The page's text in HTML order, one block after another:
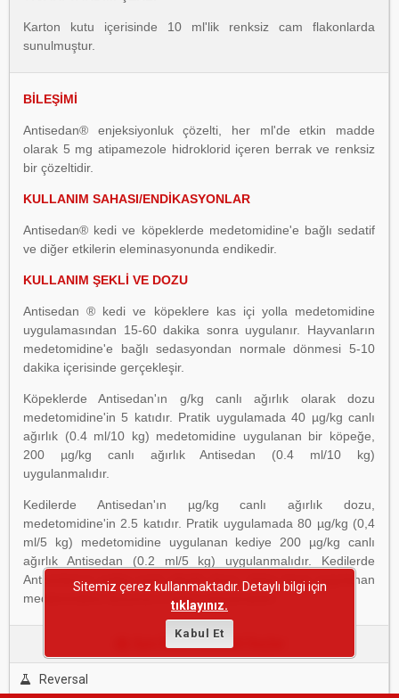
Karton kutu içerisinde 10 ml'lik renksiz cam flakonlarda
sunulmuştur.
BİLEŞİMİ
Antisedan® enjeksiyonluk çözelti, her ml'de etkin madde
olarak 5 mg atipamezole hidroklorid içeren berrak ve renksiz
bir çözeltidir.
KULLANIM SAHASI/ENDİKASYONLAR
Antisedan® kedi ve köpeklerde medetomidine'e bağlı sedatif
ve diğer etkilerin eleminasyonunda endikedir.
KULLANIM ŞEKLİ VE DOZU
Antisedan ® kedi ve köpeklere kas içi yolla medetomidine
uygulamasından 15-60 dakika sonra uygulanır. Hayvanların
medetomidine'e bağlı sedasyondan normale dönmesi 5-10
dakika içerisinde gerçekleşir.
Köpeklerde Antisedan'ın g/kg canlı ağırlık olarak dozu
medetomidine'in 5 katıdır. Pratik uygulamada 40 µg/kg canlı
ağırlık (0.4 ml/10 kg) medetomidine uygulanan bir köpeğe,
200 µg/kg canlı ağırlık Antisedan (0.4 ml/10 kg)
uygulanmalıdır.
Kedilerde Antisedan'ın µg/kg canlı ağırlık dozu,
medetomidine'in 2.5 katıdır. Pratik uygulamada 80 µg/kg (0,4
ml/5 kg) medetomidine uygulanan kediye 200 µg/kg canlı
ağırlık Antisedan (0.2 ml/5 kg) uygulanmalıdır. Kedilerde
Antisedan'ın µg/kg canlı ağırlık dozu, daha önce uygulanan
medetomidine dozunun 4 katını aşmamalıdır.
Aynı Etken Maddeli İlaçlar
Reversal
Sitemiz çerez kullanmaktadır. Detaylı bilgi için
tıklayınız.
Kabul Et